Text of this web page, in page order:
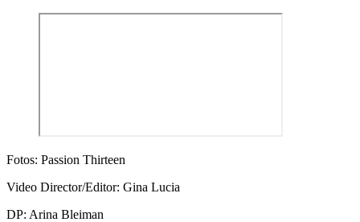
Fotos: Passion Thirteen
Video Director/Editor: Gina Lucia
DP: Arina Bleiman